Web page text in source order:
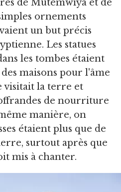
de Mutemwiya et de
ornements
un but précis
Les statues
les tombes étaient
maisons pour l'âme
visitait la terre et
de nourriture
manière, on
étaient plus que de
surtout après que
mis à chanter.